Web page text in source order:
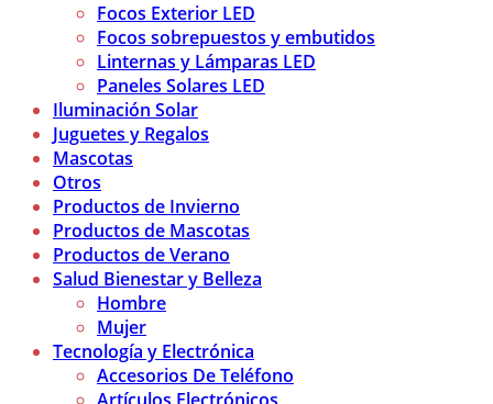
Focos Exterior LED
Focos sobrepuestos y embutidos
Linternas y Lámparas LED
Paneles Solares LED
Iluminación Solar
Juguetes y Regalos
Mascotas
Otros
Productos de Invierno
Productos de Mascotas
Productos de Verano
Salud Bienestar y Belleza
Hombre
Mujer
Tecnología y Electrónica
Accesorios De Teléfono